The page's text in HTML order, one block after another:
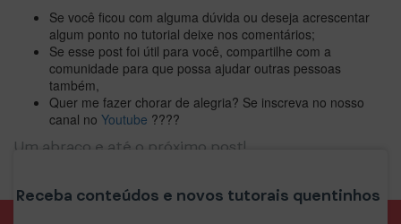
Se você ficou com alguma dúvida ou deseja acrescentar
algum ponto no tutorial deixe nos comentários;
Se esse post foi útil para você, compartilhe com a
comunidade para que possa ajudar outras pessoas
também,
Quer me fazer chorar de alegria? Se inscreva no nosso
canal no Youtube ????
Um abraço e até o próximo post!
Wordpress ,Revolution Slider ,Slide Deixe um comentário
Receba conteúdos e novos tutorais quentinhos